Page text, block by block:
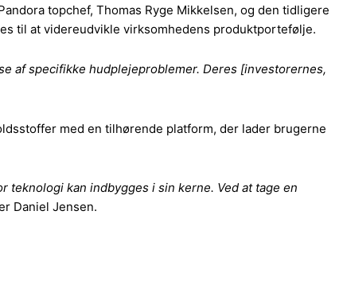
topchef, Thomas Ryge Mikkelsen, og den tidligere
til at videreudvikle virksomhedens produktportefølje.
af specifikke hudplejeproblemer. Deres [investorernes,
med en tilhørende platform, der lader brugerne
teknologi kan indbygges i sin kerne. Ved at tage en
Daniel Jensen.